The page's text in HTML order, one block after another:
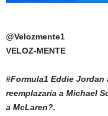
@Velozmente1
VELOZ-MENTE
#Formula1 Eddie
reemplazaría a Michael
a McLaren?.